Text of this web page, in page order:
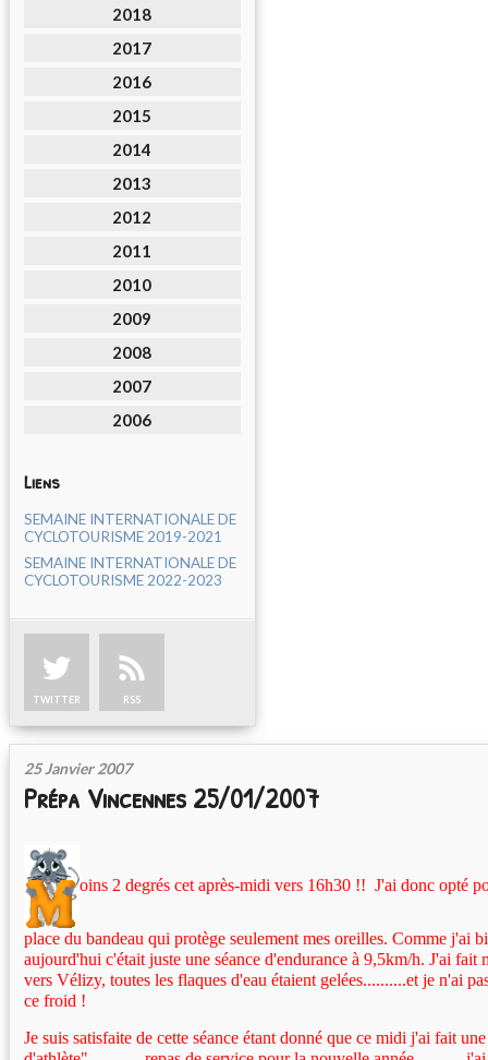
2018
2017
2016
2015
2014
2013
2012
2011
2010
2009
2008
2007
2006
Liens
SEMAINE INTERNATIONALE DE
CYCLOTOURISME 2019-2021
SEMAINE INTERNATIONALE DE
CYCLOTOURISME 2022-2023
TWITTER RSS
25 Janvier 2007
Prépa Vincennes 25/01/2007
oins 2 degrés cet après-midi vers 16h30 !! J'ai donc opté
place du bandeau qui protège seulement mes oreilles. Comme j'ai
aujourd'hui c'était juste une séance d'endurance à 9,5km/h. J'ai fait
vers Vélizy, toutes les flaques d'eau étaient gelées..........et je n'ai
ce froid !
Je suis satisfaite de cette séance étant donné que ce midi j'ai fait